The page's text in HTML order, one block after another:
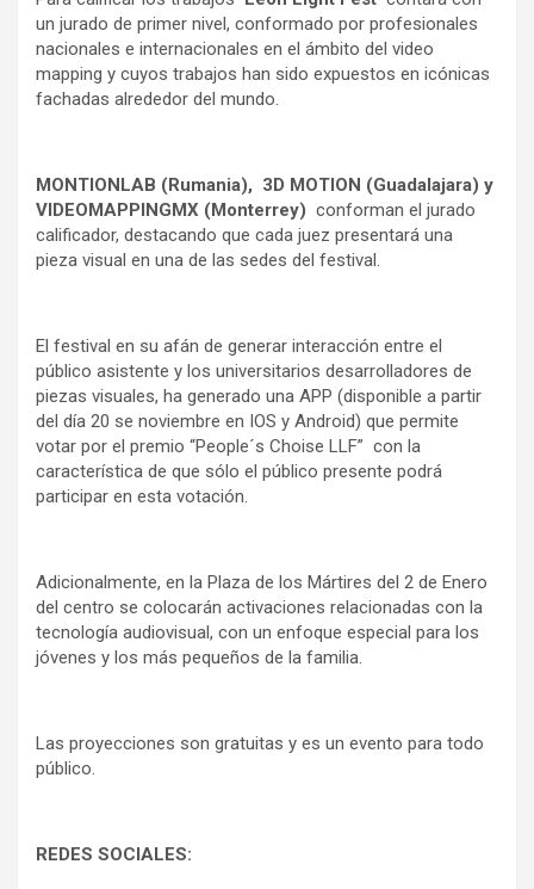
un jurado de primer nivel, conformado por profesionales
nacionales e internacionales en el ámbito del video
mapping y cuyos trabajos han sido expuestos en icónicas
fachadas alrededor del mundo.
MONTIONLAB (Rumania), 3D MOTION (Guadalajara) y
VIDEOMAPPINGMX (Monterrey) conforman el jurado
calificador, destacando que cada juez presentará una
pieza visual en una de las sedes del festival.
El festival en su afán de generar interacción entre el
público asistente y los universitarios desarrolladores de
piezas visuales, ha generado una APP (disponible a partir
del día 20 se noviembre en IOS y Android) que permite
votar por el premio “People´s Choise LLF” con la
característica de que sólo el público presente podrá
participar en esta votación.
Adicionalmente, en la Plaza de los Mártires del 2 de Enero
del centro se colocarán activaciones relacionadas con la
tecnología audiovisual, con un enfoque especial para los
jóvenes y los más pequeños de la familia.
Las proyecciones son gratuitas y es un evento para todo
público.
REDES SOCIALES: